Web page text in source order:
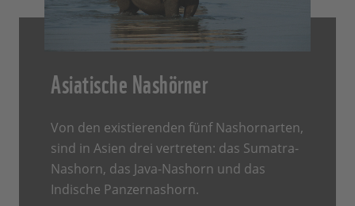
Asiatische Nashörner
Von den existierenden fünf Nashornarten,
sind in Asien drei vertreten: das Sumatra-
Nashorn, das Java-Nashorn und das
Indische Panzernashorn.